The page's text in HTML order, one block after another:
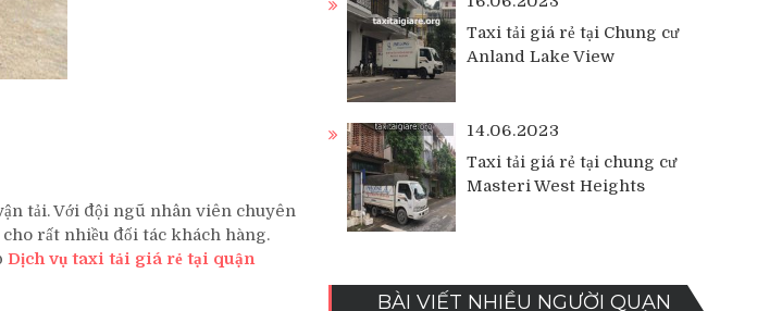
tải. Với đội ngũ nhân viên chuyên
rất nhiều đối tác khách hàng.
Dịch vụ taxi tải giá rẻ tại quận
Taxi tải giá rẻ tại Chung cư
Anland Lake View
14.06.2023
Taxi tải giá rẻ tại chung cư
Masteri West Heights
BÀI VIẾT NHIỀU NGƯỜI QUAN